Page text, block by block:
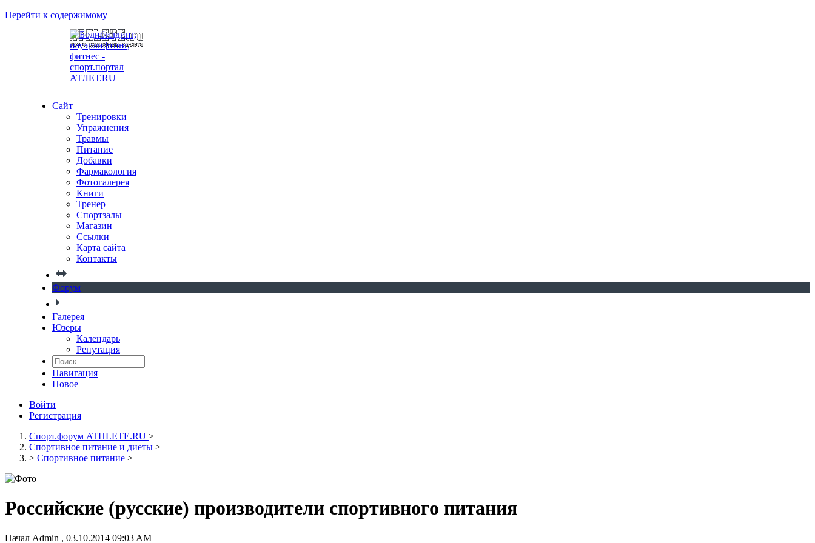
Перейти к содержимому
Сайт
Тренировки
Упражнения
Травмы
Питание
Добавки
Фармакология
Фотогалерея
Книги
Тренер
Спортзалы
Магазин
Ссылки
Карта сайта
Контакты
Форум
Галерея
Юзеры
Календарь
Репутация
Навигация
Новое
Войти
Регистрация
Спорт.форум ATHLETE.RU >
Спортивное питание и диеты >
> Спортивное питание >
Российские (русские) производители спортивного питания
Начал Admin , 03.10.2014 09:03 AM